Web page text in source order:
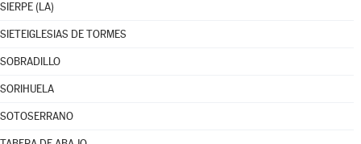
SIERPE (LA)
SIETEIGLESIAS DE TORMES
SOBRADILLO
SORIHUELA
SOTOSERRANO